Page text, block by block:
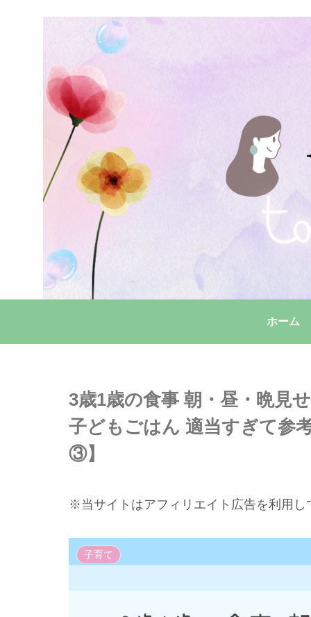
ホーム
3歳1歳の食事 朝・昼・晩見
子どもごはん 適当すぎて参
③】
※当サイトはアフィリエイト広告を利用し
子育て